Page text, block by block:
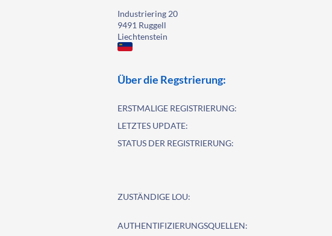
Industriering 20
9491 Ruggell
Liechtenstein
Über die Regstrierung:
ERSTMALIGE REGISTRIERUNG:
LETZTES UPDATE:
STATUS DER REGISTRIERUNG:
ZUSTÄNDIGE LOU:
AUTHENTIFIZIERUNGSQUELLEN: